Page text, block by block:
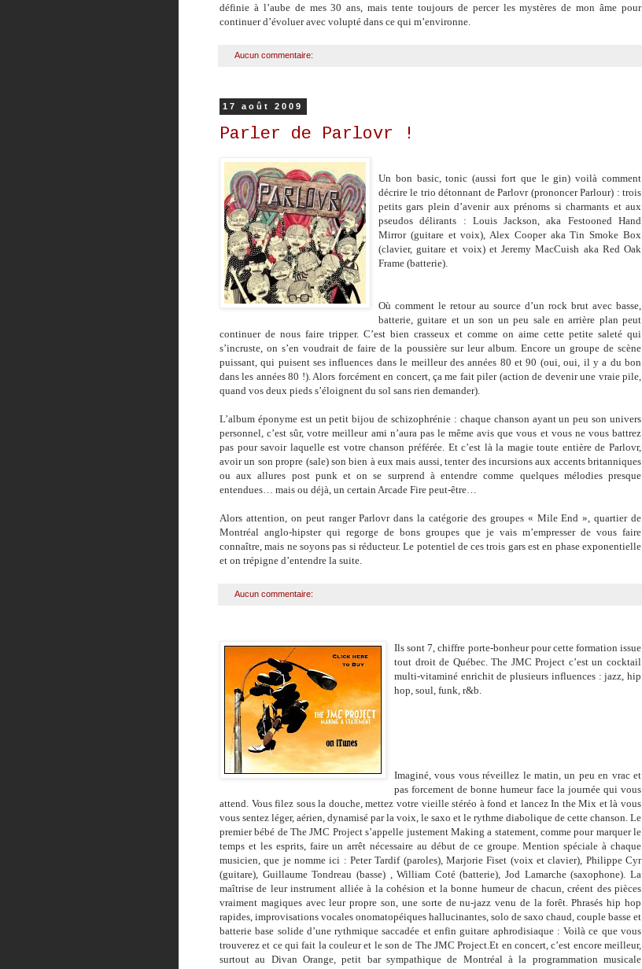
définie à l’aube de mes 30 ans, mais tente toujours de percer les mystères de mon âme pour
continuer d’évoluer avec volupté dans ce qui m’environne.
Aucun commentaire:
17 août 2009
Parler de Parlovr !
Un bon basic, tonic (aussi fort que le gin) voilà comment
décrire le trio détonnant de Parlovr (prononcer Parlour) : trois
petits gars plein d’avenir aux prénoms si charmants et aux
pseudos délirants : Louis Jackson, aka Festooned Hand
Mirror (guitare et voix), Alex Cooper aka Tin Smoke Box
(clavier, guitare et voix) et Jeremy MacCuish aka Red Oak
Frame (batterie).
Où comment le retour au source d’un rock brut avec basse,
batterie, guitare et un son un peu sale en arrière plan peut
continuer de nous faire tripper. C’est bien crasseux et comme on aime cette petite saleté qui
s’incruste, on s’en voudrait de faire de la poussière sur leur album. Encore un groupe de scène
puissant, qui puisent ses influences dans le meilleur des années 80 et 90 (oui, oui, il y a du bon
dans les années 80 !). Alors forcément en concert, ça me fait piler (action de devenir une vraie pile,
quand vos deux pieds s’éloignent du sol sans rien demander).
L’album éponyme est un petit bijou de schizophrénie : chaque chanson ayant un peu son univers
personnel, c’est sûr, votre meilleur ami n’aura pas le même avis que vous et vous ne vous battrez
pas pour savoir laquelle est votre chanson préférée. Et c’est là la magie toute entière de Parlovr,
avoir un son propre (sale) son bien à eux mais aussi, tenter des incursions aux accents britanniques
ou aux allures post punk et on se surprend à entendre comme quelques mélodies presque
entendues… mais ou déjà, un certain Arcade Fire peut-être…
Alors attention, on peut ranger Parlovr dans la catégorie des groupes « Mile End », quartier de
Montréal anglo-hipster qui regorge de bons groupes que je vais m’empresser de vous faire
connaître, mais ne soyons pas si réducteur. Le potentiel de ces trois gars est en phase exponentielle
et on trépigne d’entendre la suite.
Aucun commentaire:
Ils sont 7, chiffre porte-bonheur pour cette formation issue
tout droit de Québec. The JMC Project c’est un cocktail
multi-vitaminé enrichit de plusieurs influences : jazz, hip
hop, soul, funk, r&b.
Imaginé, vous vous réveillez le matin, un peu en vrac et
pas forcement de bonne humeur face la journée qui vous
attend. Vous filez sous la douche, mettez votre vieille stéréo à fond et lancez In the Mix et là vous
vous sentez léger, aérien, dynamisé par la voix, le saxo et le rythme diabolique de cette chanson. Le
premier bébé de The JMC Project s’appelle justement Making a statement, comme pour marquer le
temps et les esprits, faire un arrêt nécessaire au début de ce groupe. Mention spéciale à chaque
musicien, que je nomme ici : Peter Tardif (paroles), Marjorie Fiset (voix et clavier), Philippe Cyr
(guitare), Guillaume Tondreau (basse) , William Coté (batterie), Jod Lamarche (saxophone). La
maîtrise de leur instrument alliée à la cohésion et la bonne humeur de chacun, créent des pièces
vraiment magiques avec leur propre son, une sorte de nu-jazz venu de la forêt. Phrasés hip hop
rapides, improvisations vocales onomatopéiques hallucinantes, solo de saxo chaud, couple basse et
batterie base solide d’une rythmique saccadée et enfin guitare aphrodisiaque : Voilà ce que vous
trouverez et ce qui fait la couleur et le son de The JMC Project.Et en concert, c’est encore meilleur,
surtout au Divan Orange, petit bar sympathique de Montréal à la programmation musicale